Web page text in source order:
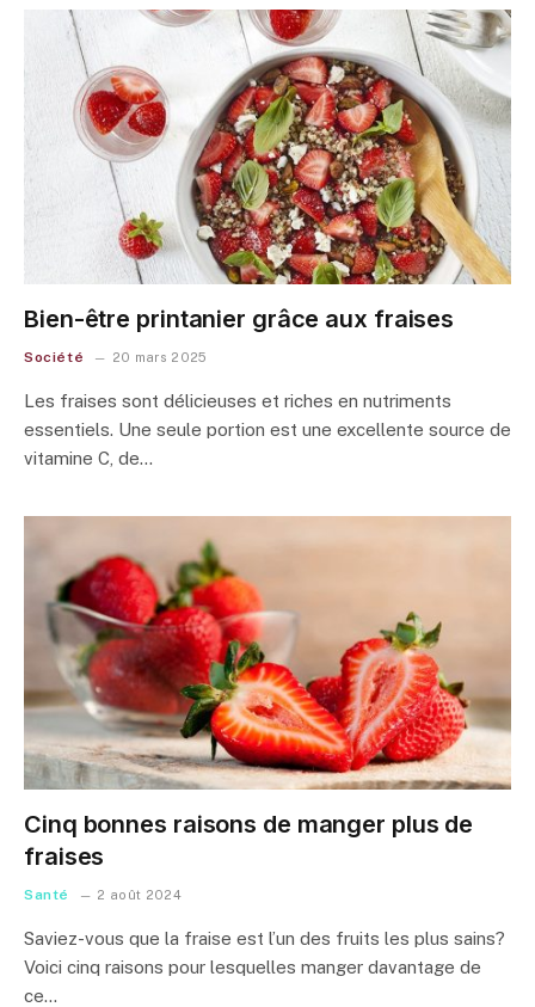
Bien-être printanier grâce aux fraises
Société 20 mars 2025
Les fraises sont délicieuses et riches en nutriments
essentiels. Une seule portion est une excellente source de
vitamine C, de…
Cinq bonnes raisons de manger plus de
fraises
Santé 2 août 2024
Saviez-vous que la fraise est l’un des fruits les plus sains?
Voici cinq raisons pour lesquelles manger davantage de
ce…